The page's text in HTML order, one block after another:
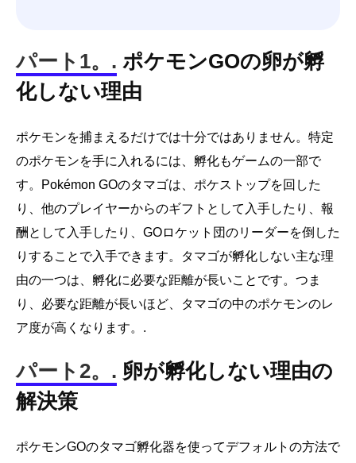
パート1。. ポケモンGOの卵が孵
化しない理由
ポケモンを捕まえるだけでは十分ではありません。特定
のポケモンを手に入れるには、孵化もゲームの一部で
す。Pokémon GOのタマゴは、ポケストップを回した
り、他のプレイヤーからのギフトとして入手したり、報
酬として入手したり、GOロケット団のリーダーを倒した
りすることで入手できます。タマゴが孵化しない主な理
由の一つは、孵化に必要な距離が長いことです。つま
り、必要な距離が長いほど、タマゴの中のポケモンのレ
ア度が高くなります。.
パート2。. 卵が孵化しない理由の
解決策
ポケモンGOのタマゴ孵化器を使ってデフォルトの方法で